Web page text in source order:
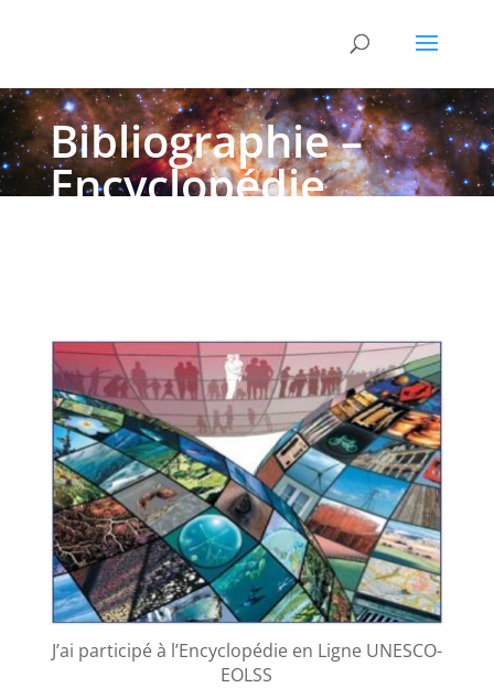
Bibliographie –
Encyclopédie
J’ai participé à l’Encyclopédie en Ligne UNESCO-
EOLSS